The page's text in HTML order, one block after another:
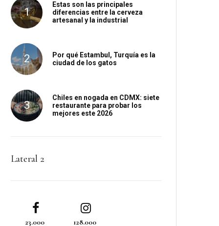
Estas son las principales
diferencias entre la cerveza
artesanal y la industrial
Por qué Estambul, Turquía es la
ciudad de los gatos
Chiles en nogada en CDMX: siete
restaurante para probar los
mejores este 2026
Lateral 2
23.000 128.000